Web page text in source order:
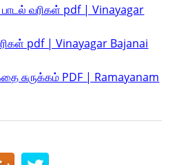
வரிகள் pdf | Vinayagar
pdf | Vinayagar Bajanai
சுருக்கம் PDF | Ramayanam